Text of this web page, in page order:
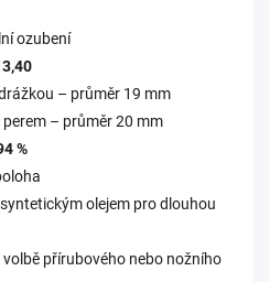
ozubení
– průměr 19 mm
– průměr 20 mm
%
olejem pro dlouhou
přírubového nebo nožního